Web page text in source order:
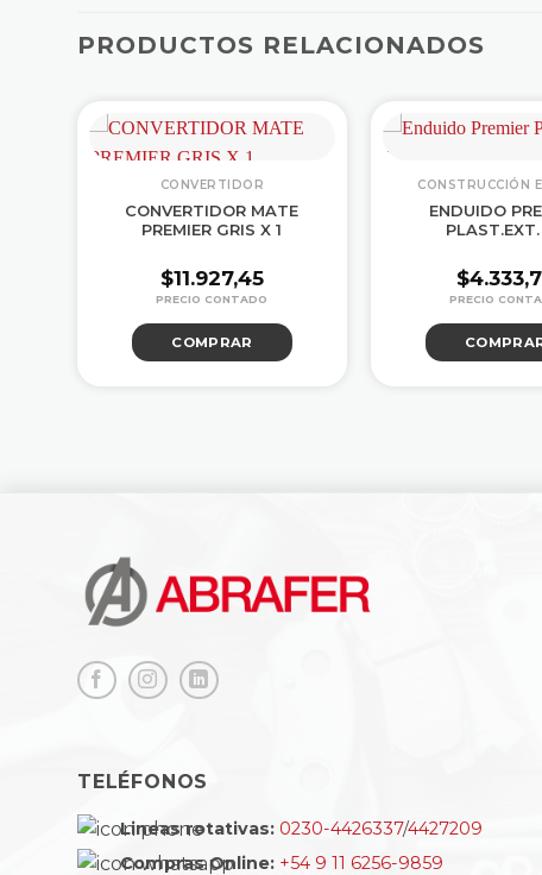
PRODUCTOS RELACIONADOS
CONVERTIDOR
CONVERTIDOR MATE
PREMIER GRIS X 1
$11.927,45
COMPRAR
CONSTRUCCIÓN
ENDUIDO
PLAST.EXT.
$
TELÉFONOS
Lineas rotativas: 0230-4426337/4427209
Compras Online: +54 9 11 6256-9859